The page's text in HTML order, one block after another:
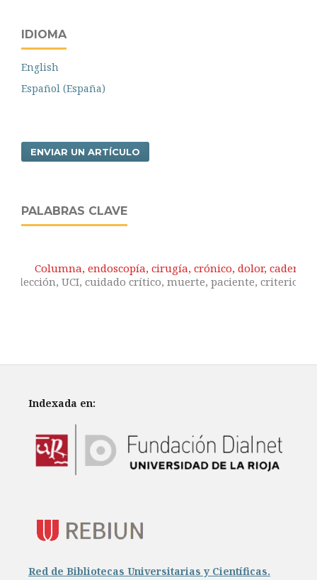
IDIOMA
English
Español (España)
ENVIAR UN ARTÍCULO
PALABRAS CLAVE
Columna, endoscopía, cirugía, crónico, dolor, cadera.
Selección, UCI, cuidado crítico, muerte, paciente, criterios.
Indexada en:
Red de Bibliotecas Universitarias y Científicas.